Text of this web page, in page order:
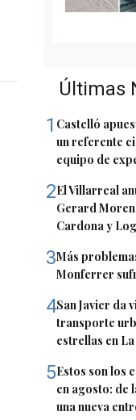
Últimas
1 Castelló
un referente
equipo de
2El Villarreal
Gerard
Cardona y
3Más
Monferrer
4San Javier da
transporte
estrellas en
5Estos son los
en agosto: de
una nueva